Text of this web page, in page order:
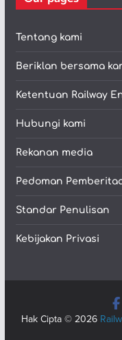
Tentang kami
Beriklan bersama
Ketentuan Railway
Hubungi kami
Rekanan media
Pedoman
Standar Penulisan
Kebijakan Privasi
Hak Cipta © 2026